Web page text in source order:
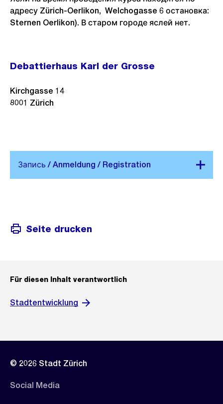
адресу Zürich-Oerlikon, Welchogasse 6 остановка:
Sternen Oerlikon). В старом городе яслей нет.
Debattierhaus Karl der Grosse
Kirchgasse 14
8001 Zürich
Seite drucken
Für diesen Inhalt verantwortlich
Stadtentwicklung
© 2026 Stadt Zürich
Social Media